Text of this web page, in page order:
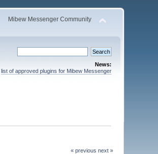
Mibew Messenger Community
News:
list of approved plugins for Mibew Messenger
« previous next »